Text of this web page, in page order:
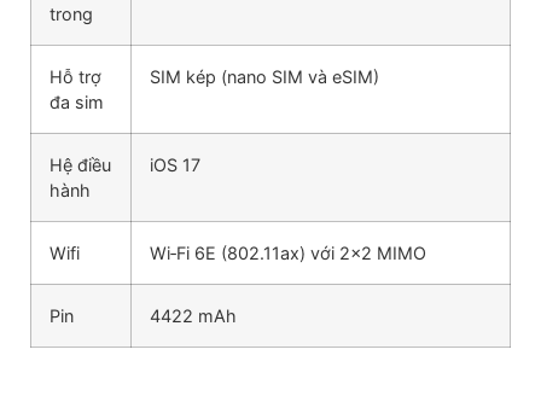
trong
Hỗ trợ
đa sim
SIM kép (nano SIM và eSIM)
Hệ điều
hành
iOS 17
Wifi Wi‑Fi 6E (802.11ax) với 2×2 MIMO
Pin 4422 mAh